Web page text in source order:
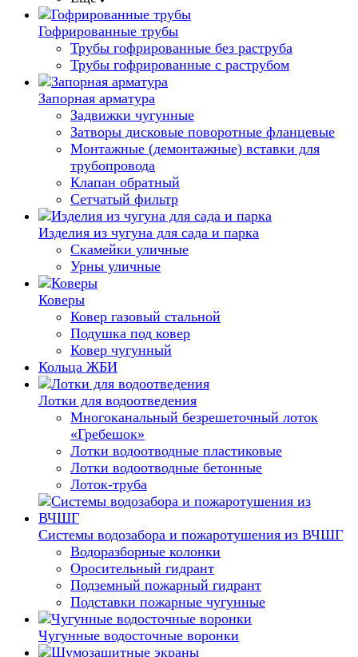
Гофрированные трубы
Трубы гофрированные без раструба
Трубы гофрированные с раструбом
Запорная арматура
Задвижки чугунные
Затворы дисковые поворотные фланцевые
Монтажные (демонтажные) вставки для
трубопровода
Клапан обратный
Сетчатый фильтр
Изделия из чугуна для сада и парка
Скамейки уличные
Урны уличные
Коверы
Ковер газовый стальной
Подушка под ковер
Ковер чугунный
Кольца ЖБИ
Лотки для водоотведения
Многоканальный безрешеточный лоток
«Гребешок»
Лотки водоотводные пластиковые
Лотки водоотводные бетонные
Лоток-труба
Системы водозабора и пожаротушения из ВЧШГ
Водоразборные колонки
Оросительный гидрант
Подземный пожарный гидрант
Подставки пожарные чугунные
Чугунные водосточные воронки